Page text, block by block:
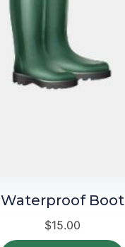
Waterproof Boot
$15.00